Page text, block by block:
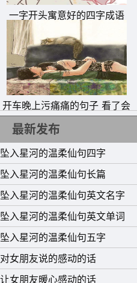
一字开头寓意好的四字成语
开车晚上污痛痛的句子 看了会
滴水的段子
最新发布
坠入星河的温柔仙句四字
坠入星河的温柔仙句长篇
坠入星河的温柔仙句英文名字
坠入星河的温柔仙句英文单词
坠入星河的温柔仙句五字
对女朋友说的感动的话
让女朋友暖心感动的话